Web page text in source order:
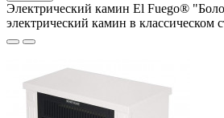
Электрический камин El Fuego®
электрический камин в классическом